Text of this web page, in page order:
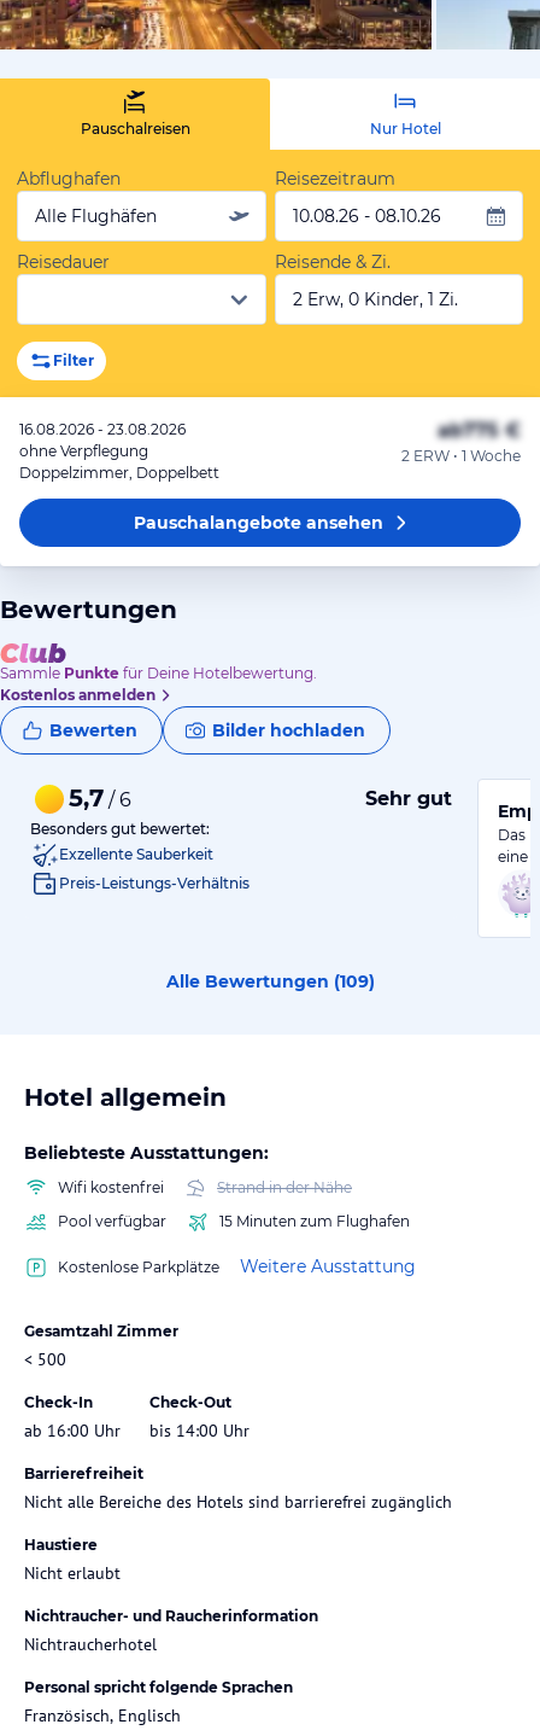
vom
Pauschalreisen Nur Hotel
Abflughafen
Alle Flughäfen
Reisezeitraum
10.08.26 - 08.10.26
Reisedauer
Reisende & Zi.
2 Erw, 0 Kinder, 1 Zi.
Filter
16.08.2026 - 23.08.2026
ohne Verpflegung
Doppelzimmer, Doppelbett
ab775 €
2 ERW • 1 Woche
Pauschalangeboteansehen
Bewertungen
Sammle Punkte für Deine Hotelbewertung.
Kostenlos anmelden
Bewerten Bilder hochladen
5,7 / 6 Sehr gut
Besonders gut bewertet:
Exzellente Sauberkeit
Preis-Leistungs-Verhältnis
Das
eine
Alle Bewertungen (109)
Hotel allgemein
Beliebteste Ausstattungen:
Wifi kostenfrei
Strand in der Nähe
Pool verfügbar
15 Minuten zum Flughafen
Kostenlose Parkplätze Weitere Ausstattung
Gesamtzahl Zimmer
< 500
Check-In
ab 16:00 Uhr
Check-Out
bis 14:00 Uhr
Barrierefreiheit
Nicht alle Bereiche des Hotels sind barrierefrei zugänglich
Haustiere
Nicht erlaubt
Nichtraucher- und Raucherinformation
Nichtraucherhotel
Personal spricht folgende Sprachen
Französisch, Englisch